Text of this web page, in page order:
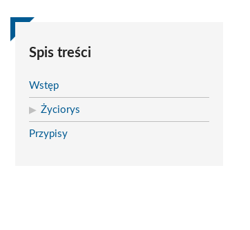
Spis treści
Wstęp
Życiorys
Przypisy